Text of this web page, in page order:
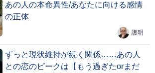
あの人の本命異性/あなたに向ける感情
の正体
護明
ずっと現状維持が続く関係……あの人
との恋のピークは【もう過ぎたorまだ